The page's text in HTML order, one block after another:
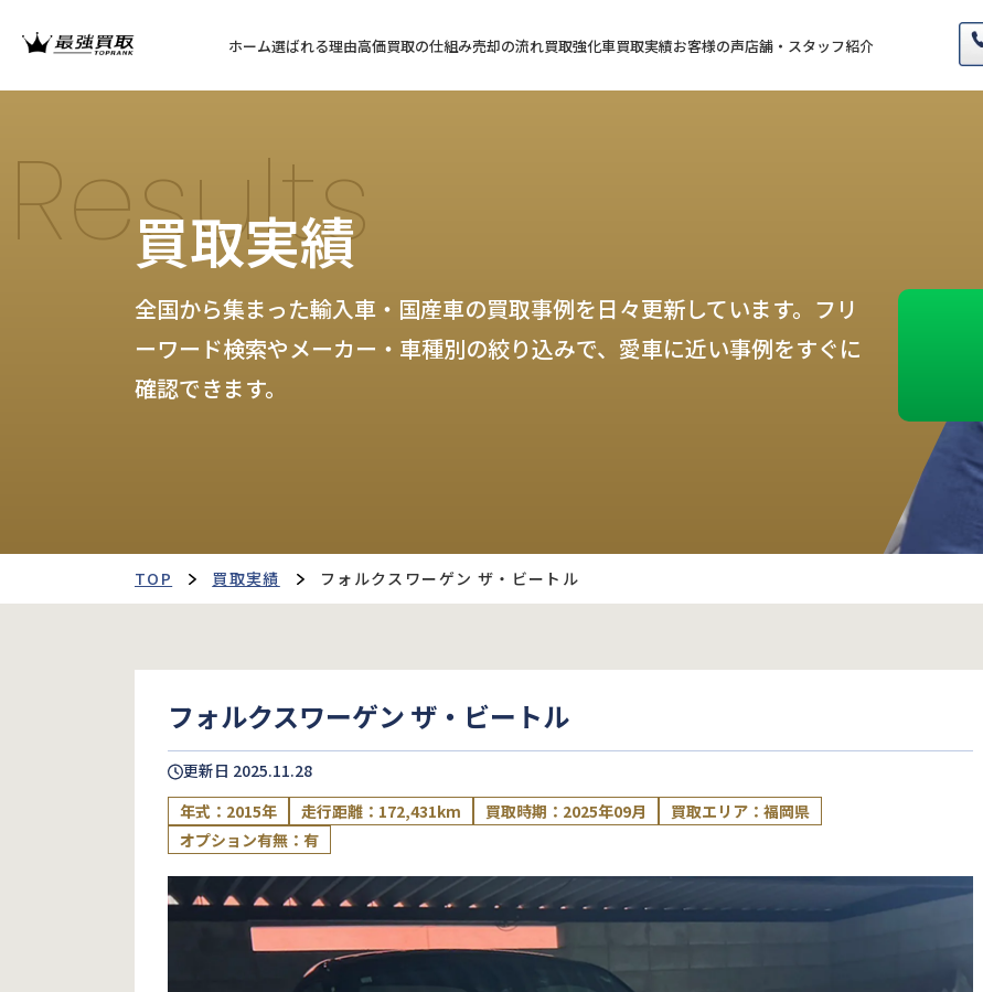
ホーム選ばれる理由高価買取の仕組み売却の流れ買取強化車買取実績お客様の声店舗・スタッフ紹介
Results
買取実績
全国から集まった輸入車・国産車の買取事例を日々更新しています。フリ
ーワード検索やメーカー・車種別の絞り込みで、愛車に近い事例をすぐに
確認できます。
TOP 買取実績 フォルクスワーゲン ザ・ビートル
フォルクスワーゲン ザ・ビートル
更新日 2025.11.28
年式：2015年
走行距離：172,431km 買取時期：2025年09月
買取エリア：福岡県
オプション有無：有